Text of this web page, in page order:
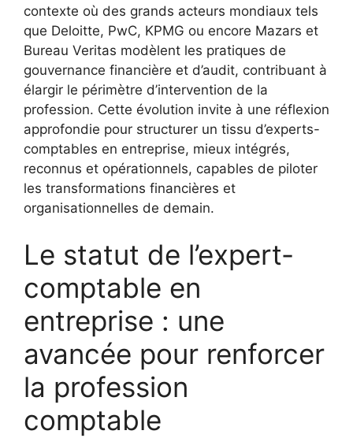
contexte où des grands acteurs mondiaux tels
que Deloitte, PwC, KPMG ou encore Mazars et
Bureau Veritas modèlent les pratiques de
gouvernance financière et d’audit, contribuant à
élargir le périmètre d’intervention de la
profession. Cette évolution invite à une réflexion
approfondie pour structurer un tissu d’experts-
comptables en entreprise, mieux intégrés,
reconnus et opérationnels, capables de piloter
les transformations financières et
organisationnelles de demain.
Le statut de l’expert-
comptable en
entreprise : une
avancée pour renforcer
la profession
comptable